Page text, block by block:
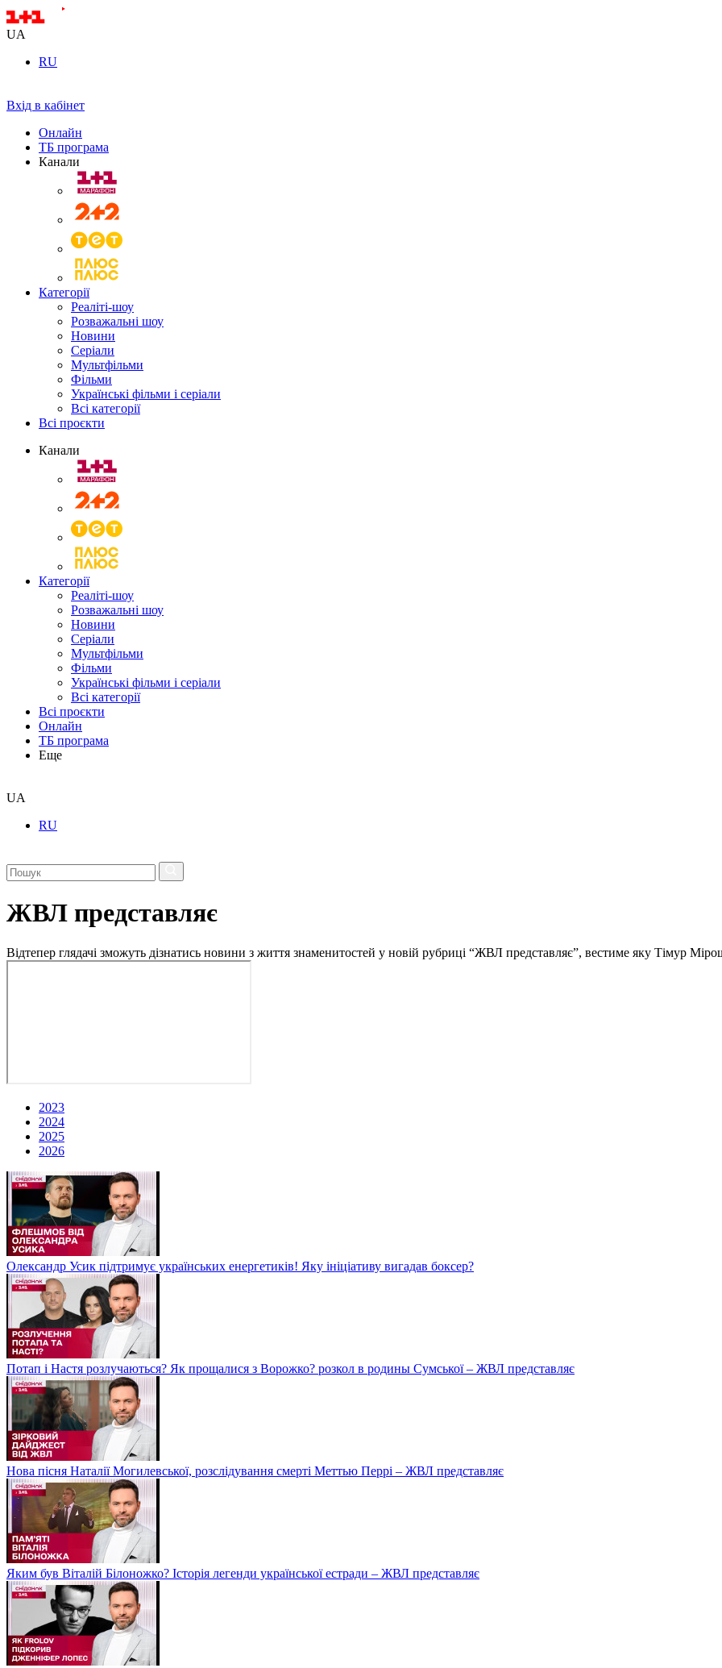
UA
RU
Вхід в кабінет
Онлайн
ТБ програма
Канали
Категорії
Реаліті-шоу
Розважальні шоу
Новини
Серіали
Мультфільми
Фільми
Українські фільми і серіали
Всі категорії
Всі проєкти
Канали
Категорії
Реаліті-шоу
Розважальні шоу
Новини
Серіали
Мультфільми
Фільми
Українські фільми і серіали
Всі категорії
Всі проєкти
Онлайн
ТБ програма
Еще
UA
RU
ЖВЛ представляє
Відтепер глядачі зможуть дізнатись новини з життя знаменитостей у новій рубриці “ЖВЛ представляє”, вестиме яку Тімур
2023
2024
2025
2026
Олександр Усик підтримує українських енергетиків! Яку ініціативу вигадав боксер?
Потап і Настя розлучаються? Як прощалися з Ворожко? розкол в родины Сумської – ЖВЛ представляє
Нова пісня Наталії Могилевської, розслідування смерті Меттью Перрі – ЖВЛ представляє
Яким був Віталій Білоножко? Історія легенди української естради – ЖВЛ представляє